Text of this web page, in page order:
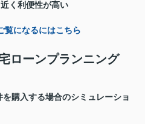
く利便性が高い
覧になるにはこちら
ローンプランニング
購入する場合のシミュレーショ